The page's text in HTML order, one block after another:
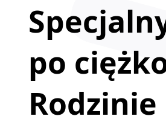
po
Rodzinie